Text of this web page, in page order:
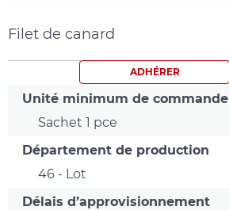
Filet de canard
ADHÉRER
Unité minimum de commande
Sachet 1 pce
Département de production
46 - Lot
Délais d’approvisionnement